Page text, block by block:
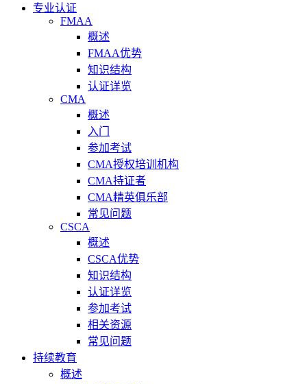
专业认证
FMAA
概述
FMAA优势
知识结构
认证详览
CMA
概述
入门
参加考试
CMA授权培训机构
CMA持证者
CMA精英俱乐部
常见问题
CSCA
概述
CSCA优势
知识结构
认证详览
参加考试
相关资源
常见问题
持续教育
概述